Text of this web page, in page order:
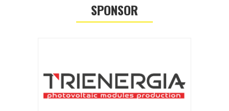
SPONSOR